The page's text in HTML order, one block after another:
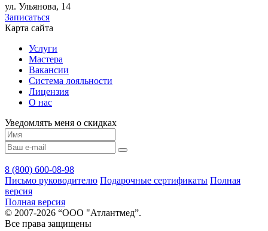
ул. Ульянова, 14
Записаться
Карта сайта
Услуги
Мастера
Вакансии
Система лояльности
Лицензия
О нас
Уведомлять меня о скидках
8 (800) 600-08-98
Письмо руководителю Подарочные сертификаты Полная
версия
Полная версия
© 2007-2026 “ООО "Атлантмед”.
Все права защищены